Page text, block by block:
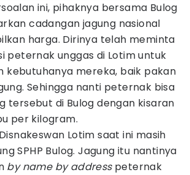
ini, pihaknya bersama Bulog
cadangan jagung nasional
harga. Dirinya telah meminta
peternak unggas di Lotim untuk
kebutuhanya mereka, baik pakan
Sehingga nanti peternak bisa
tersebut di Bulog dengan kisaran
per kilogram.
Lotim saat ini masih
SPHP Bulog. Jagung itu nantinya
by name by addresspeternak